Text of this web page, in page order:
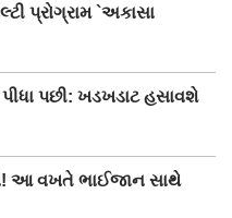
પ્રોગ્રામ `અકાસા
પછી: ખડખડાટ હસાવશે
આ વખતે ભાઈજાન સાથે